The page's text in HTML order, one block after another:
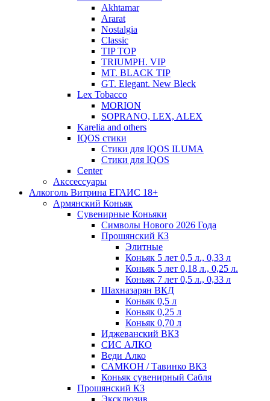
Akhtamar
Ararat
Nostalgia
Classic
TIP TOP
TRIUMPH. VIP
MT. BLACK TIP
GT. Elegant. New Bleck
Lex Tobacco
MORION
SOPRANO, LEX, ALEX
Karelia and others
IQOS стики
Стики для IQOS ILUMA
Стики для IQOS
Сenter
Акссессуары
Алкоголь Витрина ЕГАИС 18+
Армянский Коньяк
Сувенирные Коньяки
Символы Нового 2026 Года
Прошянский КЗ
Элитные
Коньяк 5 лет 0,5 л., 0,33 л
Коньяк 5 лет 0,18 л., 0,25 л.
Коньяк 7 лет 0,5 л., 0,33 л
Шахназарян ВКД
Коньяк 0,5 л
Коньяк 0,25 л
Коньяк 0,70 л
Иджеванский ВКЗ
СИС АЛКО
Веди Алко
САМКОН / Тавинко ВКЗ
Коньяк сувенирный Сабля
Прошянский КЗ
Эксклюзив